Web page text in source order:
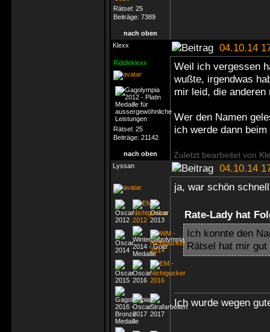
Rätsel: 25
Beiträge: 7389
nach oben
Klexx
04.10.14
Riddleklexx
Rätsel: 25
Beiträge: 21142
Weil ich vergessen
wußte, irgendwas
mir leid, die
Wer den Namen
ich werde dann
nach oben Zuletzt bearbeitet von
Lyssan 04.10.14
ja, war schön
Rate-Lady hat
Ich konnte den
Rätsel hat mir gut
Ich wurde wegen